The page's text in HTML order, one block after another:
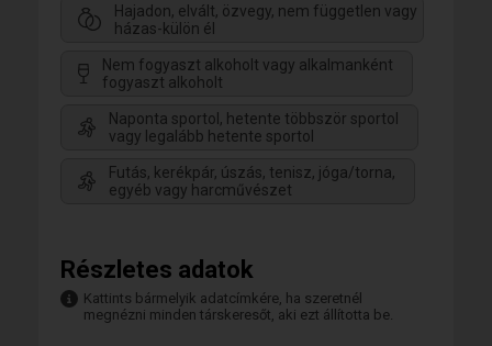
Hajadon, elvált, özvegy, nem független vagy
házas-külön él
Nem fogyaszt alkoholt vagy alkalmanként
fogyaszt alkoholt
Naponta sportol, hetente többször sportol
vagy legalább hetente sportol
Futás, kerékpár, úszás, tenisz, jóga/torna,
egyéb vagy harcművészet
Részletes adatok
Kattints bármelyik adatcímkére, ha szeretnél
megnézni minden társkeresőt, aki ezt állította be.